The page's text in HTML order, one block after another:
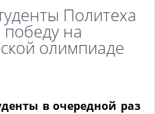
Политеха
на
олимпиаде
в очередной раз